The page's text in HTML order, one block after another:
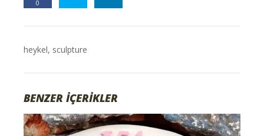
0
heykel, sculpture
BENZER İÇERİKLER